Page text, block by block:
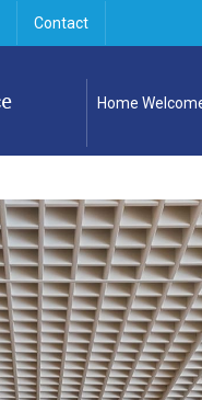
Contact
Home